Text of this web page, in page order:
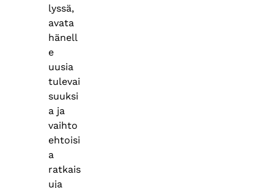
lyssä,
avata
hänell
e
uusia
tulevai
suuksi
a ja
vaihto
ehtoisi
a
ratkais
uja